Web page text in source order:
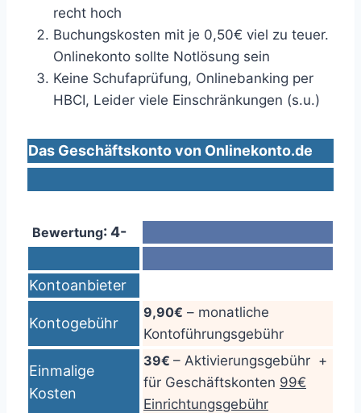
recht hoch
Buchungskosten mit je 0,50€ viel zu teuer.
Onlinekonto sollte Notlösung sein
Keine Schufaprüfung, Onlinebanking per
HBCI, Leider viele Einschränkungen (s.u.)
Das Geschäftskonto von Onlinekonto.de
Bewertung: 4-
Kontoanbieter
Kontogebühr
9,90€ – monatliche
Kontoführungsgebühr
Einmalige
Kosten
39€ – Aktivierungsgebühr +
für Geschäftskonten 99€
Einrichtungsgebühr